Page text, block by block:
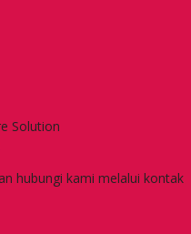
Solution
hubungi kami melalui kontak